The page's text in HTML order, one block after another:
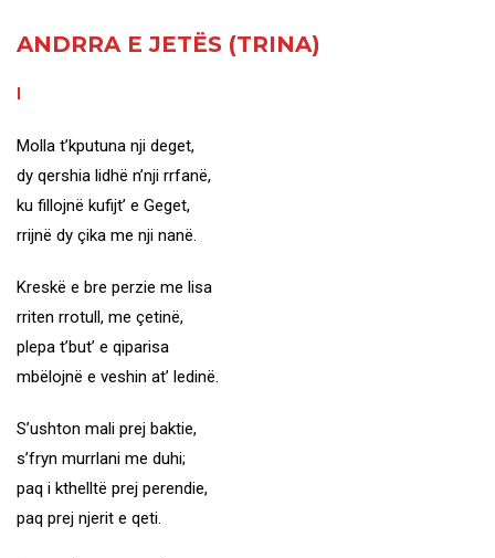
ANDRRA E JETËS (TRINA)
I
Molla t’kputuna nji deget,
dy qershia lidhë n’nji rrfanë,
ku fillojnë kufijt’ e Geget,
rrijnë dy çika me nji nanë.
Kreskë e bre perzie me lisa
rriten rrotull, me çetinë,
plepa t’but’ e qiparisa
mbëlojnë e veshin at’ ledinë.
S’ushton mali prej baktie,
s’fryn murrlani me duhi;
paq i kthelltë prej perendie,
paq prej njerit e qeti.